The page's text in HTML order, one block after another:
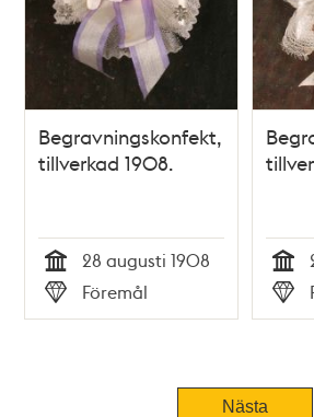
Begravningskonfekt,
tillverkad 1908.
Tid
28 augusti 1908
Typ
Föremål Tid
Typ
Nästa